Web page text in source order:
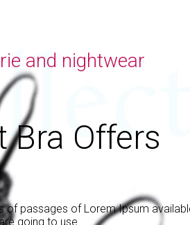
and nightwear
Bra Offers
of passages of Lorem Ipsum
going to use.